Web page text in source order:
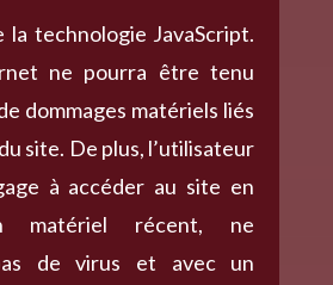
la technologie JavaScript.
ne pourra être tenu
dommages matériels liés
site. De plus, l’utilisateur
à accéder au site en
matériel récent, ne
de virus et avec un